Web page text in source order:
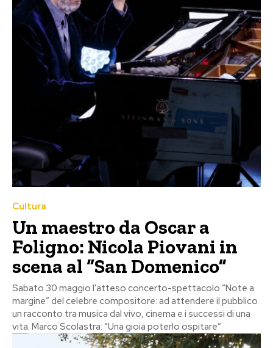
Cultura
Un maestro da Oscar a
Foligno: Nicola Piovani in
scena al “San Domenico”
Sabato 30 maggio l'atteso concerto-spettacolo “Note a
margine” del celebre compositore: ad attendere il pubblico
un racconto tra musica dal vivo, cinema e i successi di una
vita. Marco Scolastra: “Una gioia poterlo ospitare”